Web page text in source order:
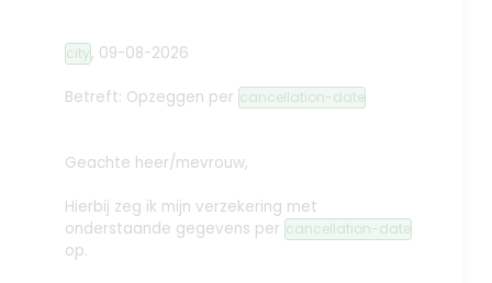
city, 09-08-2026
Betreft: Opzeggen per cancellation-date
Geachte heer/mevrouw,
Hierbij zeg ik mijn verzekering met
onderstaande gegevens per cancellation-date
op.